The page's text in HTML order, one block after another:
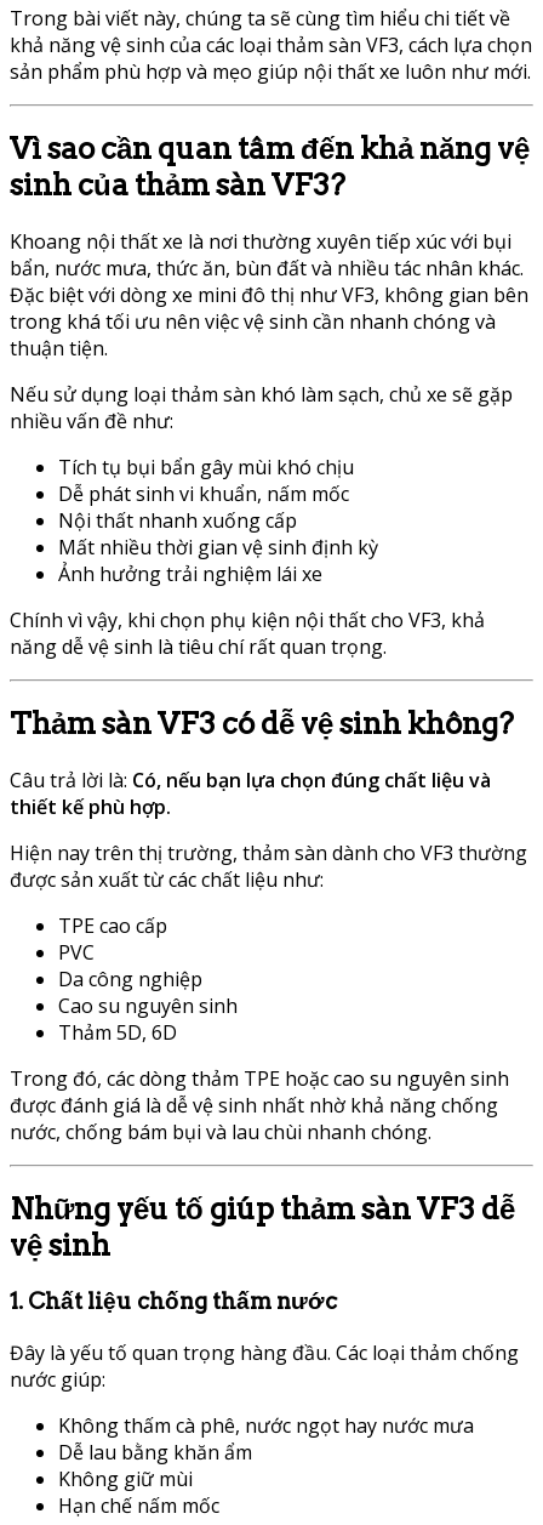
Trong bài viết này, chúng ta sẽ cùng tìm hiểu chi tiết về
khả năng vệ sinh của các loại thảm sàn VF3, cách lựa chọn
sản phẩm phù hợp và mẹo giúp nội thất xe luôn như mới.
Vì sao cần quan tâm đến khả năng vệ
sinh của thảm sàn VF3?
Khoang nội thất xe là nơi thường xuyên tiếp xúc với bụi
bẩn, nước mưa, thức ăn, bùn đất và nhiều tác nhân khác.
Đặc biệt với dòng xe mini đô thị như VF3, không gian bên
trong khá tối ưu nên việc vệ sinh cần nhanh chóng và
thuận tiện.
Nếu sử dụng loại thảm sàn khó làm sạch, chủ xe sẽ gặp
nhiều vấn đề như:
Tích tụ bụi bẩn gây mùi khó chịu
Dễ phát sinh vi khuẩn, nấm mốc
Nội thất nhanh xuống cấp
Mất nhiều thời gian vệ sinh định kỳ
Ảnh hưởng trải nghiệm lái xe
Chính vì vậy, khi chọn phụ kiện nội thất cho VF3, khả
năng dễ vệ sinh là tiêu chí rất quan trọng.
Thảm sàn VF3 có dễ vệ sinh không?
Câu trả lời là: Có, nếu bạn lựa chọn đúng chất liệu và
thiết kế phù hợp.
Hiện nay trên thị trường, thảm sàn dành cho VF3 thường
được sản xuất từ các chất liệu như:
TPE cao cấp
PVC
Da công nghiệp
Cao su nguyên sinh
Thảm 5D, 6D
Trong đó, các dòng thảm TPE hoặc cao su nguyên sinh
được đánh giá là dễ vệ sinh nhất nhờ khả năng chống
nước, chống bám bụi và lau chùi nhanh chóng.
Những yếu tố giúp thảm sàn VF3 dễ
vệ sinh
1. Chất liệu chống thấm nước
Đây là yếu tố quan trọng hàng đầu. Các loại thảm chống
nước giúp:
Không thấm cà phê, nước ngọt hay nước mưa
Dễ lau bằng khăn ẩm
Không giữ mùi
Hạn chế nấm mốc